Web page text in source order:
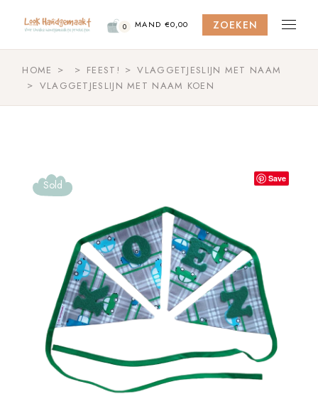
content
0 MAND €0,00 ZOEKEN
HOME FEEST!
VLAGGETJESLIJN MET NAAM
VLAGGETJESLIJN MET NAAM KOEN
Sold Save